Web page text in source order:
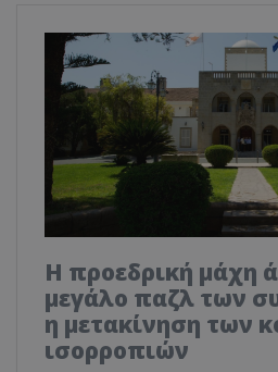
Η προεδρική μάχη
μεγάλο παζλ των
η μετακίνηση των
ισορροπιών